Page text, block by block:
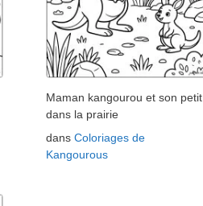
Maman kangourou et son petit
dans la prairie
dansColoriages de
Kangourous